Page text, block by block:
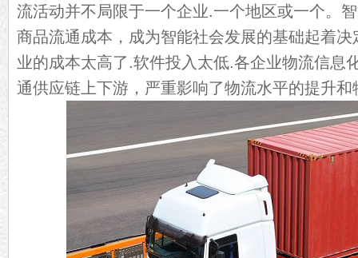
流活动并不局限于一个企业.一个地区或一个。
商品流通成本，成为智能社会发展的基础起着
业的成本太高了.软件投入太低.各企业物流信息
通供应链上下游，严重影响了物流水平的提升